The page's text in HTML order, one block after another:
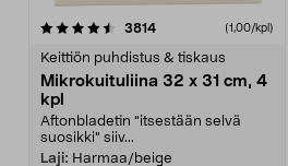
3814arvostelut (1,00/kpl)
Keittiön puhdistus & tiskaus
Mikrokuituliina 32 x 31 cm, 4
kpl
Aftonbladetin "itsestään selvä
suosikki" siiv...
Laji: Harmaa/beige
4.5viidestä